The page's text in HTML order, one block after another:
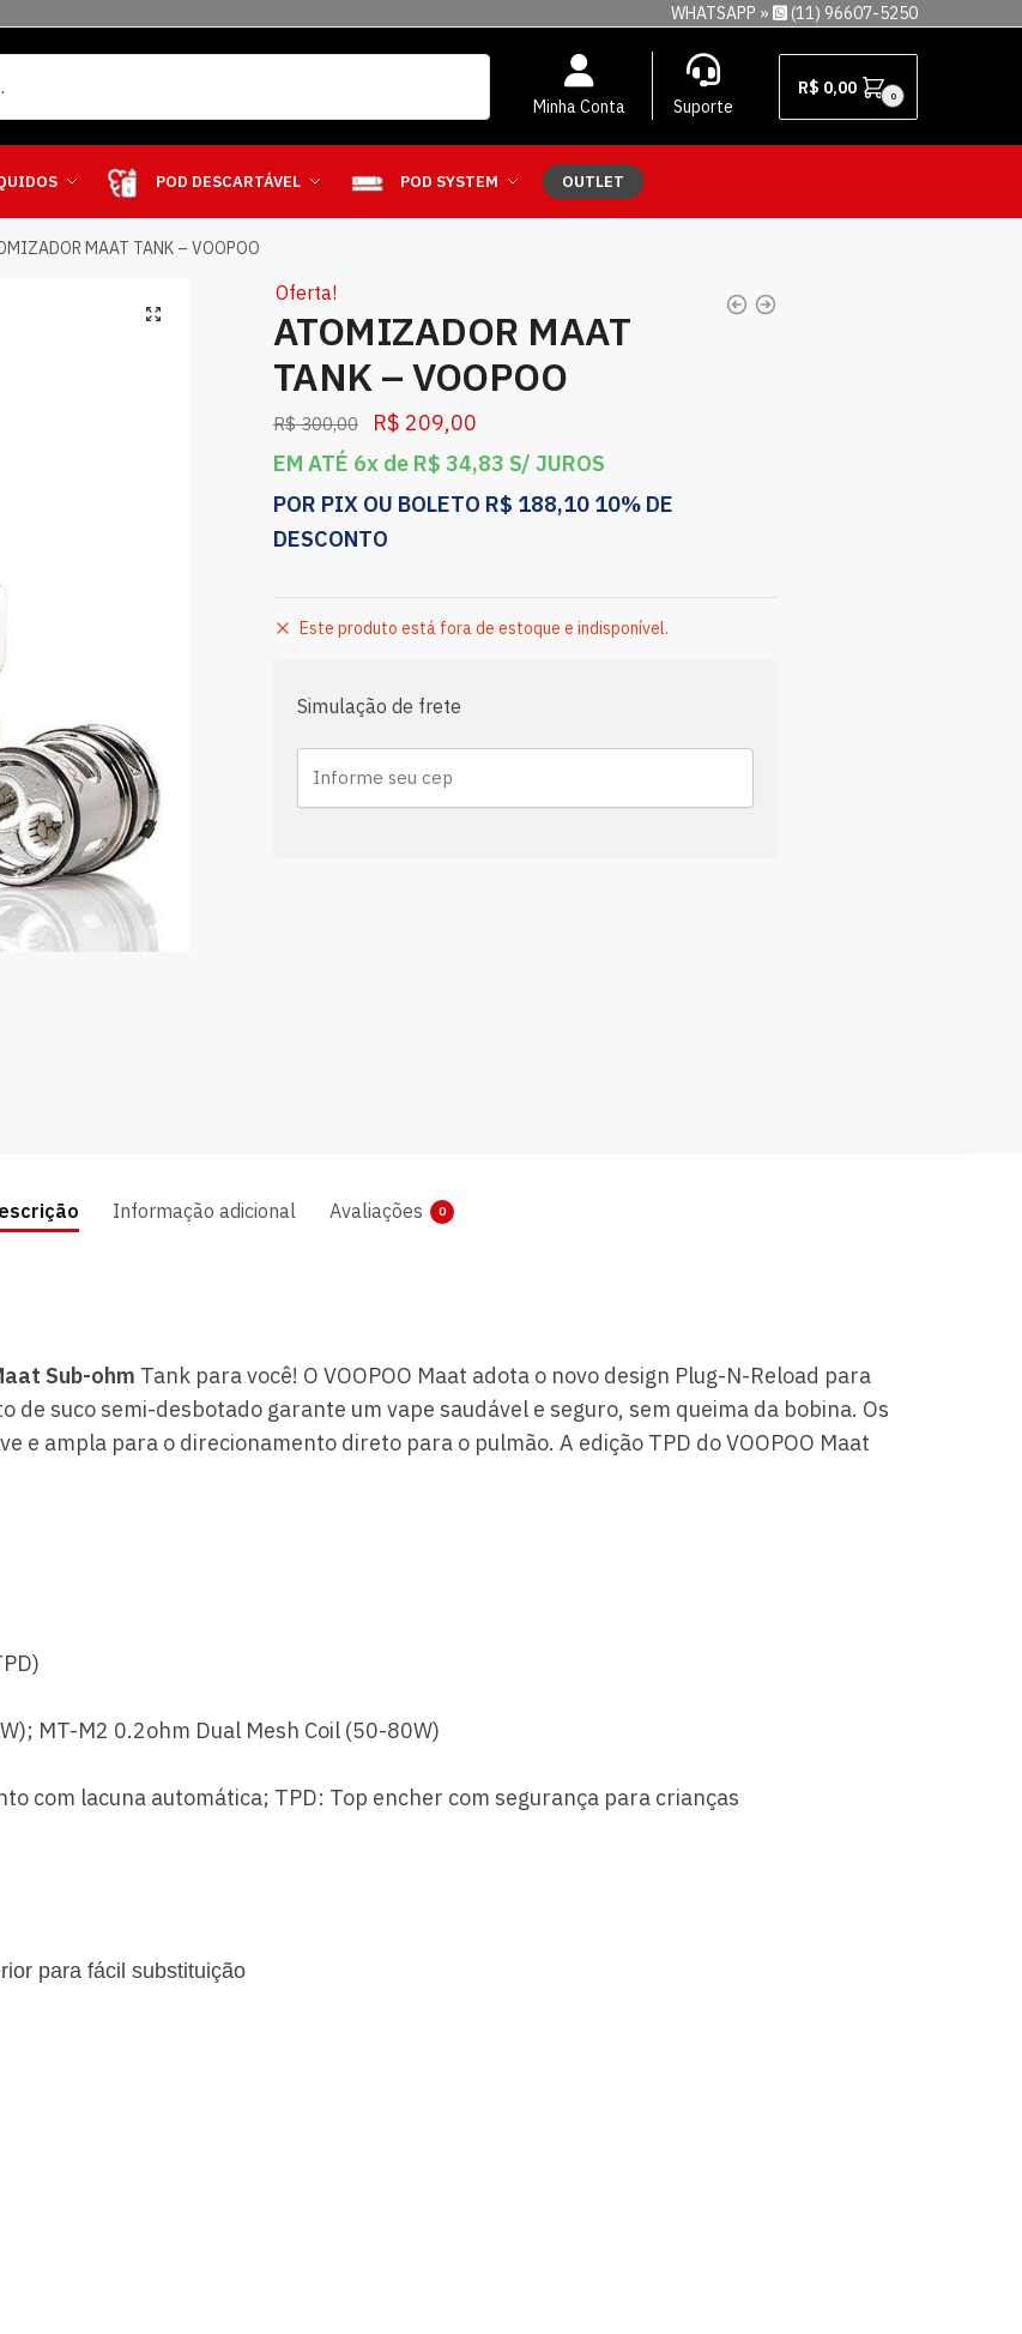
WHATSAPP » (11) 96607-5250
Minha Conta Suporte
R$ 0,00 0
POD DESCARTÁVEL POD SYSTEM OUTLET
MAAT TANK – VOOPOO
Oferta!
ATOMIZADOR MAAT
TANK – VOOPOO
R$300,00 R$ 209,00
EM ATÉ 6x de R$ 34,83 S/ JUROS
POR PIX OU BOLETO R$ 188,10 10% DE
DESCONTO
Este produto está fora de estoque e indisponível.
Simulação de frete
Informação adicional Avaliações 0
Sub-ohm Tank para você! O VOOPOO Maat adota o novo design Plug-N-Reload para
de suco semi-desbotado garante um vape saudável e seguro, sem queima da bobina. Os
e ampla para o direcionamento direto para o pulmão.A edição TPD do VOOPOO Maat
MT-M2 0.2ohm Dual Mesh Coil (50-80W)
com lacuna automática; TPD: Top encher com segurança para crianças
para fácil substituição